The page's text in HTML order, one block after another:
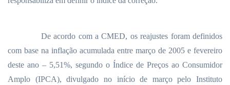
De acordo com a CMED, os reajustes foram definidos
com base na inflação acumulada entre março de 2005 e fevereiro
deste ano – 5,51%, segundo o Índice de Preços ao Consumidor
Amplo (IPCA), divulgado no início de março pelo Instituto